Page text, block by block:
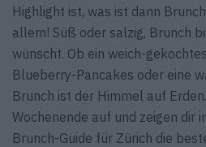
Highlight ist, was ist dann
allem! Süß oder salzig, Brunch
wünscht. Ob ein weich-
Blueberry-Pancakes oder eine
Brunch ist der Himmel auf
Wochenende auf und zeigen dir
Brunch-Guide für Zürich die